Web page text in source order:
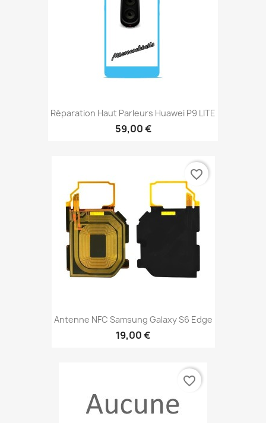
Réparation Haut Parleurs Huawei P9 LITE
59,00 €
Antenne NFC Samsung Galaxy S6 Edge
19,00 €
favorite_border
favorite_border